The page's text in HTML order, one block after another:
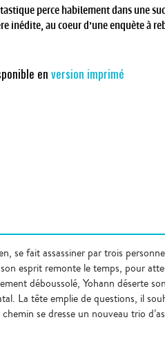
perce habilement dans une
inédite, au coeur d’une enquète à
enversion imprimé
se fait assassiner par trois
esprit remonte le temps, pour
déboussolé, Yohann déserte
La tête emplie de questions, il
se dresse un nouveau trio